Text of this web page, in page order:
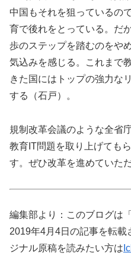
中国もそれを狙っているの
育で後れをとっている。だ
歩のステップを踏むのをや
気込みを感じる。これまで
きた国にはトップの強力な
する（石戸）。
規制改革会議のような全省
教育IT問題を取り上げても
す。ぜひ改革を進めていた
編集部より：このブログは
2019年4月4日の記事を転載
ジナル原稿を読みたい方は